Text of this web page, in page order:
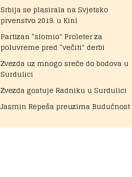
Srbija se plasirala na Svjetsko
prvenstvo 2019. u Kini
Partizan “slomio” Proleter za
poluvreme pred “večiti” derbi
Zvezda uz mnogo sreće do bodova u
Surdulici
Zvezda gostuje Radniku u Surdulici
Jasmin Repeša preuzima Budućnost